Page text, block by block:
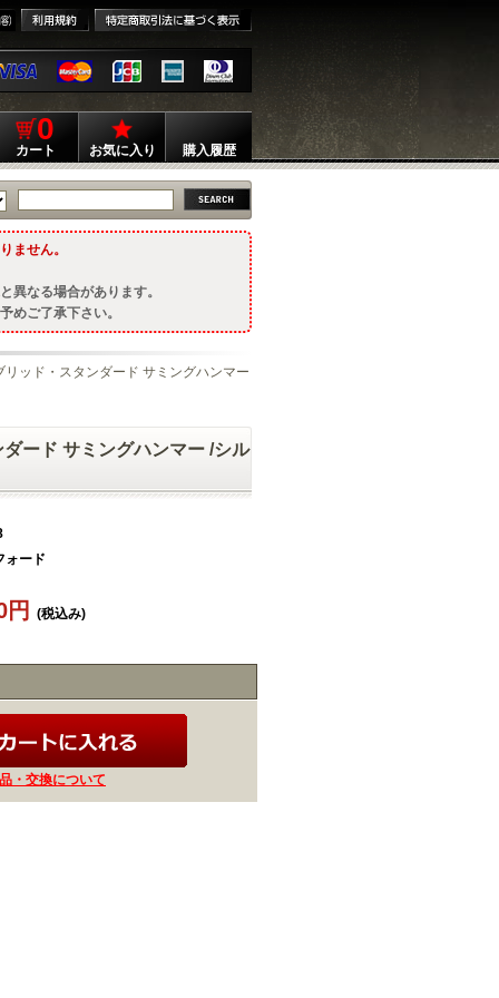
0
カート お気に入り 購入履歴
ません。
異なる場合があります。
めご了承下さい。
ッド・スタンダード サミングハンマー
ード サミングハンマー /シル
ォード
円 (税込み)
・交換について